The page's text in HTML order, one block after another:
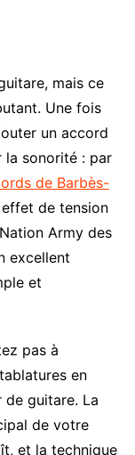
mais ce
Une fois
un accord
la sonorité : par
de Barbès-
de tension
Army des
excellent
et
pas à
en
de guitare. La
de votre
et la technique